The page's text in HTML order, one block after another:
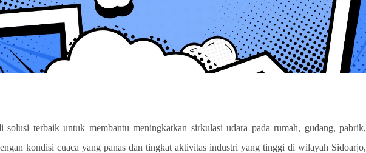
solusi terbaik untuk membantu meningkatkan sirkulasi udara pada rumah, gudang, pabrik,
kondisi cuaca yang panas dan tingkat aktivitas industri yang tinggi di wilayah Sidoarjo,